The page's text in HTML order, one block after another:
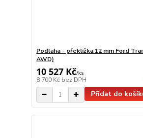
Podlaha - překližka 12 mm Ford
AWD)
10 527 Kč/ks
8 700 Kč bez DPH
Přidat do